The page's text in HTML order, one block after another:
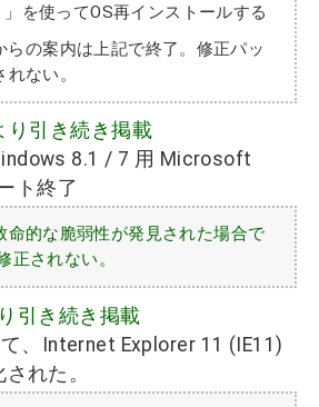
を使ってOS再インストールする
の案内は上記で終了。修正パッ
ない。
り引き続き掲載
8.1 / 7 用 Microsoft
ト終了
命的な脆弱性が発見された場合で
正されない。
引き続き掲載
、Internet Explorer 11 (IE11)
れた。